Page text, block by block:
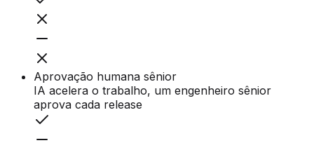
Aprovação humana sênior
IA acelera o trabalho, um engenheiro sênior
aprova cada release